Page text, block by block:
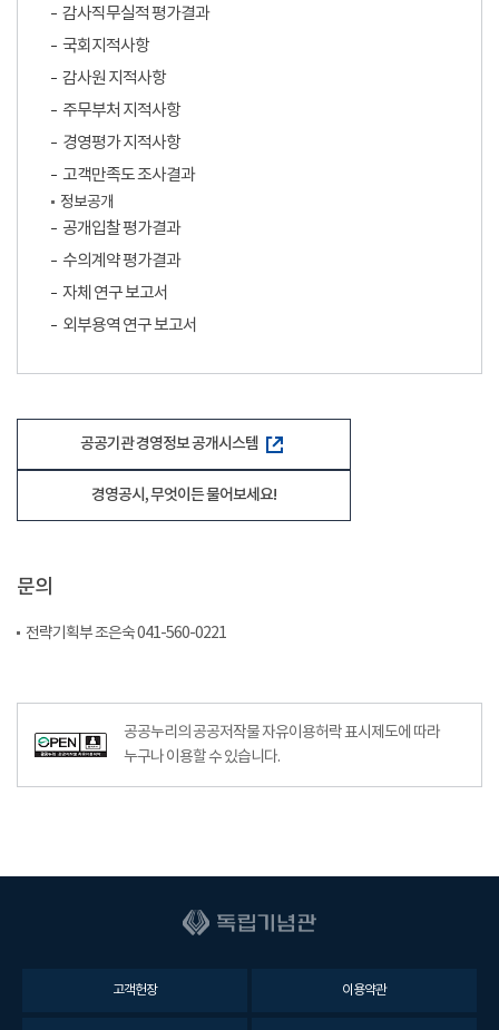
감사직무실적 평가결과
국회지적사항
감사원 지적사항
주무부처 지적사항
경영평가 지적사항
고객만족도 조사결과
정보공개
공개입찰 평가결과
수의계약 평가결과
자체 연구 보고서
외부용역 연구 보고서
공공기관 경영정보 공개시스템
경영공시, 무엇이든 물어보세요!
문의
전략기획부 조은숙 041-560-0221
공공누리의 공공저작물 자유이용허락 표시제도에 따라
누구나 이용할 수 있습니다.
고객헌장 이용약관